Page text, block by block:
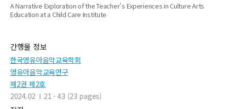
A Narrative Exploration of the Teacher's Experiences in Culture Arts
Education at a Child Care Institute
간행물 정보
한국영유아음악교육학회
영유아음악교육연구
제2권 제2호
2024.02
21 - 43 (23 pages)